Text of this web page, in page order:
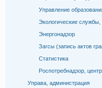
Управление
Экологические службы,
Энергонадзор
Загсы (запись актов
Статистика
Роспотребнадзор,
Управа, администрация